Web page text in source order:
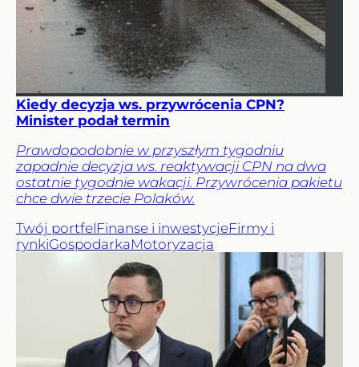
Kiedy decyzja ws. przywrócenia CPN?
Minister podał termin
Prawdopodobnie w przyszłym tygodniu
zapadnie decyzja ws. reaktywacji CPN na dwa
ostatnie tygodnie wakacji. Przywrócenia pakietu
chce dwie trzecie Polaków.
Twój portfelFinanse i inwestycjeFirmy i
rynkiGospodarkaMotoryzacja